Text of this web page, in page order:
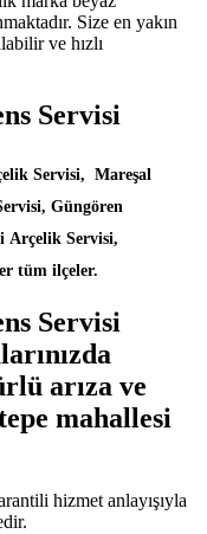
Size en yakın
ve hızlı
Servisi
Servisi, Mareşal
Güngören
Arçelik Servisi,
tüm ilçeler.
Servisi
arıza ve
mahallesi
hizmet anlayışıyla